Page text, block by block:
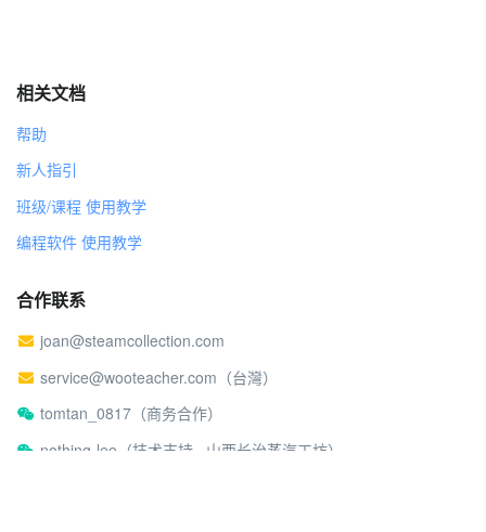
相关文档
帮助
新人指引
班级/课程 使用教学
编程软件 使用教学
合作联系
joan@steamcollection.com
service@wooteacher.com（台灣）
tomtan_0817（商务合作）
nothing-lee（技术支持 · 山西长治蒸汽工坊）